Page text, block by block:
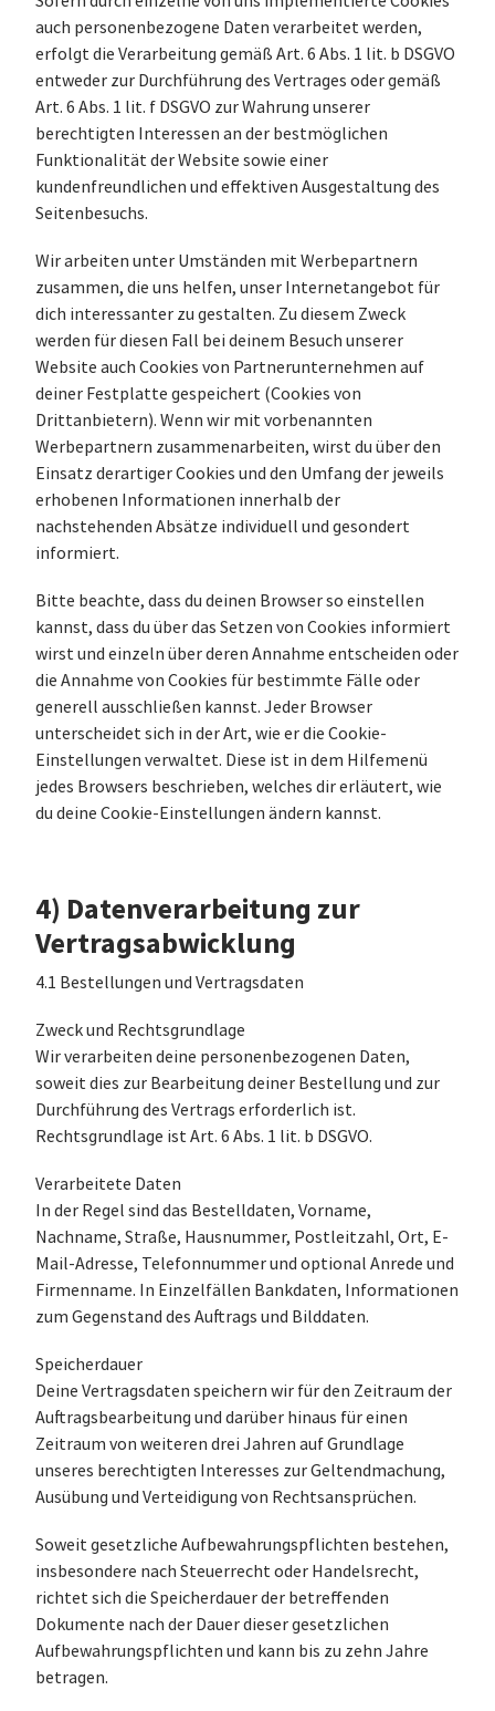
auch personenbezogene Daten verarbeitet werden,
erfolgt die Verarbeitung gemäß Art. 6 Abs. 1 lit. b DSGVO
entweder zur Durchführung des Vertrages oder gemäß
Art. 6 Abs. 1 lit. f DSGVO zur Wahrung unserer
berechtigten Interessen an der bestmöglichen
Funktionalität der Website sowie einer
kundenfreundlichen und effektiven Ausgestaltung des
Seitenbesuchs.
Wir arbeiten unter Umständen mit Werbepartnern
zusammen, die uns helfen, unser Internetangebot für
dich interessanter zu gestalten. Zu diesem Zweck
werden für diesen Fall bei deinem Besuch unserer
Website auch Cookies von Partnerunternehmen auf
deiner Festplatte gespeichert (Cookies von
Drittanbietern). Wenn wir mit vorbenannten
Werbepartnern zusammenarbeiten, wirst du über den
Einsatz derartiger Cookies und den Umfang der jeweils
erhobenen Informationen innerhalb der
nachstehenden Absätze individuell und gesondert
informiert.
Bitte beachte, dass du deinen Browser so einstellen
kannst, dass du über das Setzen von Cookies informiert
wirst und einzeln über deren Annahme entscheiden oder
die Annahme von Cookies für bestimmte Fälle oder
generell ausschließen kannst. Jeder Browser
unterscheidet sich in der Art, wie er die Cookie-
Einstellungen verwaltet. Diese ist in dem Hilfemenü
jedes Browsers beschrieben, welches dir erläutert, wie
du deine Cookie-Einstellungen ändern kannst.
4) Datenverarbeitung zur
Vertragsabwicklung
4.1 Bestellungen und Vertragsdaten
Zweck und Rechtsgrundlage
Wir verarbeiten deine personenbezogenen Daten,
soweit dies zur Bearbeitung deiner Bestellung und zur
Durchführung des Vertrags erforderlich ist.
Rechtsgrundlage ist Art. 6 Abs. 1 lit. b DSGVO.
Verarbeitete Daten
In der Regel sind das Bestelldaten, Vorname,
Nachname, Straße, Hausnummer, Postleitzahl, Ort, E-
Mail-Adresse, Telefonnummer und optional Anrede und
Firmenname. In Einzelfällen Bankdaten, Informationen
zum Gegenstand des Auftrags und Bilddaten.
Speicherdauer
Deine Vertragsdaten speichern wir für den Zeitraum der
Auftragsbearbeitung und darüber hinaus für einen
Zeitraum von weiteren drei Jahren auf Grundlage
unseres berechtigten Interesses zur Geltendmachung,
Ausübung und Verteidigung von Rechtsansprüchen.
Soweit gesetzliche Aufbewahrungspflichten bestehen,
insbesondere nach Steuerrecht oder Handelsrecht,
richtet sich die Speicherdauer der betreffenden
Dokumente nach der Dauer dieser gesetzlichen
Aufbewahrungspflichten und kann bis zu zehn Jahre
betragen.